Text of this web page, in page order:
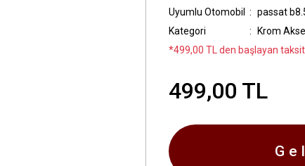
Uyumlu Otomobil
passat
Kategori
Krom
*499,00 TL den başlayan
499,00 TL